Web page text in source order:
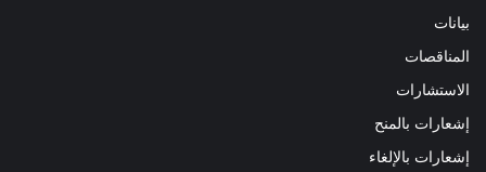
بيانات
المناقصات
الاستشارات
إشعارات بالمنح
إشعارات بالإلغاء